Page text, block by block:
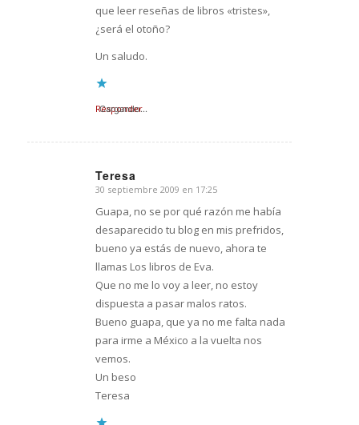
que leer reseñas de libros «tristes»,
¿será el otoño?
Un saludo.
Cargando...
Responder
Teresa
Dice:
30 septiembre 2009 en 17:25
Guapa, no se por qué razón me había
desaparecido tu blog en mis prefridos,
bueno ya estás de nuevo, ahora te
llamas Los libros de Eva.
Que no me lo voy a leer, no estoy
dispuesta a pasar malos ratos.
Bueno guapa, que ya no me falta nada
para irme a México a la vuelta nos
vemos.
Un beso
Teresa